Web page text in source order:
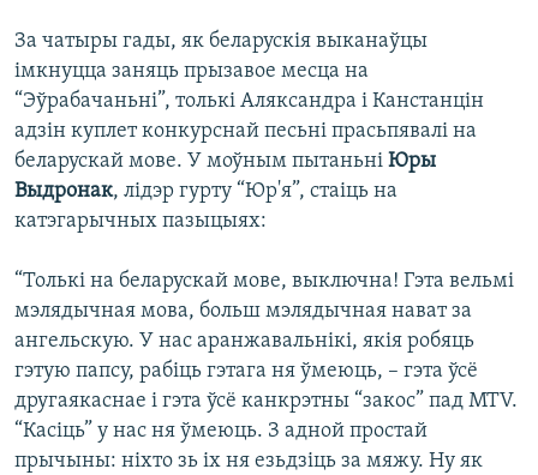
За чатыры гады, як беларускія выканаўцы
імкнуцца заняць прызавое месца на
“Эўрабачаньні”, толькі Аляксандра і Канстанцін
адзін куплет конкурснай песьні прасьпявалі на
беларускай мове. У моўным пытаньні Юры
Выдронак, лідэр гурту “Юр'я”, стаіць на
катэгарычных пазыцыях:
“Толькі на беларускай мове, выключна! Гэта вельмі
мэлядычная мова, больш мэлядычная нават за
ангельскую. У нас аранжавальнікі, якія робяць
гэтую папсу, рабіць гэтага ня ўмеюць, – гэта ўсё
другаякаснае і гэта ўсё канкрэтны “закос” пад MTV.
“Касіць” у нас ня ўмеюць. З адной простай
прычыны: ніхто зь іх ня езьдзіць за мяжу. Ну як